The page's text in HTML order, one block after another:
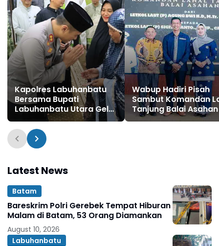
Kapolres Labuhanbatu
Bersama Bupati
Labuhanbatu Utara Gelar
Safari Ramadan di Masjid
Syuhada Na IX-X
Wabup Hadiri Pisah
Sambut Komandan
Tanjung Balai Asahan
Latest News
Batam
Bareskrim Polri Gerebek Tempat Hiburan
Malam di Batam, 53 Orang Diamankan
August 10, 2026
Labuhanbatu